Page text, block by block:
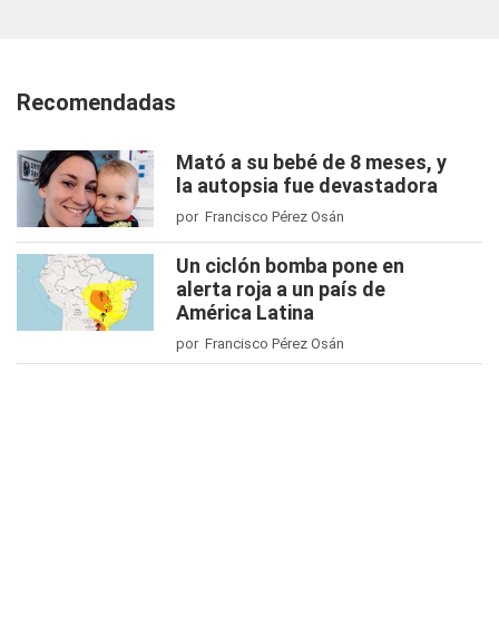
Recomendadas
Mató a su bebé de 8 meses, y
la autopsia fue devastadora
por Francisco Pérez Osán
Un ciclón bomba pone en
alerta roja a un país de
América Latina
por Francisco Pérez Osán